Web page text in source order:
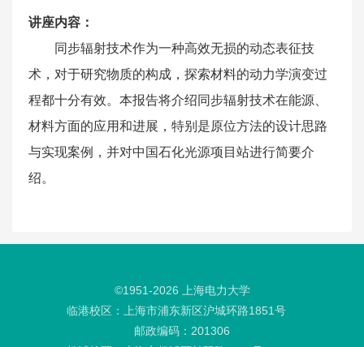
讲座内容：
同步辐射技术作为一种高效无损的动态表征技
术，对于研究物质的构成，探索材料的动力学演变过
程都十分有效。本报告将介绍同步辐射技术在能源、
材料方面的应用和进展，特别是原位方法的设计思路
与实现案例，并对中国石化光源项目站进行简要介
绍。
©1951-2026 上海电力大学
临港校区：上海市浦东新区沪城环路1851号
邮政编码：201306